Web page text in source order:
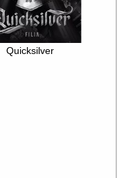
Quicksilver